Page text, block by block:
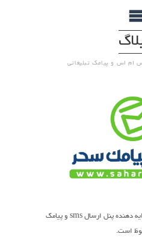
اس و پیامک تبلیغاتی
، ارایه دهنده پنل ارسال sms و پیامک
است.